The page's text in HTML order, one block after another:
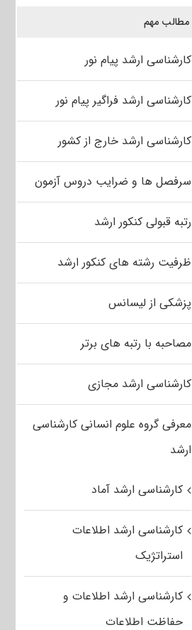
مطالب مهم
کارشناسی ارشد پیام نور
کارشناسی ارشد فراگیر پیام نور
کارشناسی ارشد خارج از کشور
سرفصل ها و ضرایب دروس آزمون
رتبه قبولی کنکور ارشد
ظرفیت رشته های کنکور ارشد
پزشکی از لیسانس
مصاحبه با رتبه های برتر
کارشناسی ارشد مجازی
معرفی گروه علوم انسانی کارشناسی
ارشد
کارشناسی ارشد آماد
کارشناسی ارشد اطلاعات
استراتژیک
کارشناسی ارشد اطلاعات و
حفاظت اطلاعات